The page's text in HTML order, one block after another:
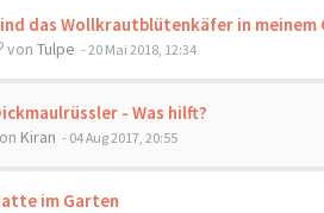
das Wollkrautblütenkäfer in meinem
von Tulpe - 20 Mai 2018, 12:34
- Was hilft?
Kiran - 04 Aug 2017, 20:55
im Garten